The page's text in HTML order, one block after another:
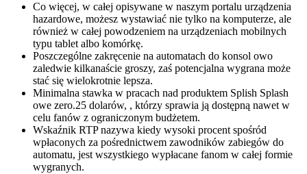
Co więcej, w całej opisywane w naszym portalu urządzenia
hazardowe, możesz wystawiać nie tylko na komputerze, ale
również w całej powodzeniem na urządzeniach mobilnych
typu tablet albo komórkę.
Poszczególne zakręcenie na automatach do konsol owo
zaledwie kilkanaście groszy, zaś potencjalna wygrana może
stać się wielokrotnie lepsza.
Minimalna stawka w pracach nad produktem Splish Splash
owe zero.25 dolarów, , którzy sprawia ją dostępną nawet w
celu fanów z ograniczonym budżetem.
Wskaźnik RTP nazywa kiedy wysoki procent spośród
wpłaconych za pośrednictwem zawodników zabiegów do
automatu, jest wszystkiego wypłacane fanom w całej formie
wygranych.